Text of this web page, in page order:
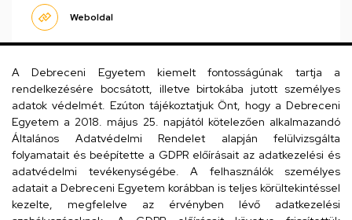
Weboldal
Oldalszámozás
Jelenlegi
oldal
Oldal
2
Következő
oldal
›
Utolsó
oldal
»
Dolgozói adatmódosítás igénylése a DE
A Debreceni Egyetem kiemelt fontosságúnak tartja a
rendelkezésére bocsátott, illetve birtokába jutott személyes
adatok védelmét. Ezúton tájékoztatjuk Önt, hogy a Debreceni
Egyetem a 2018. május 25. napjától kötelezően alkalmazandó
Általános Adatvédelmi Rendelet alapján felülvizsgálta
folyamatait és beépítette a GDPR előírásait az adatkezelési és
adatvédelmi tevékenységébe. A felhasználók személyes
adatait a Debreceni Egyetem korábban is teljes körültekintéssel
kezelte, megfelelve az érvényben lévő adatkezelési